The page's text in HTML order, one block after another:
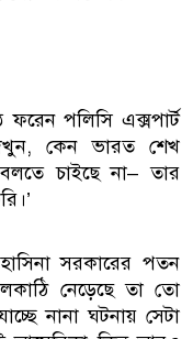
ফরেন পলিসি এক্সপার্ট
কেন ভারত শেখ
চাইছে না– তার
সরকারের পতন
নেড়েছে তা তো
নানা ঘটনায় সেটা